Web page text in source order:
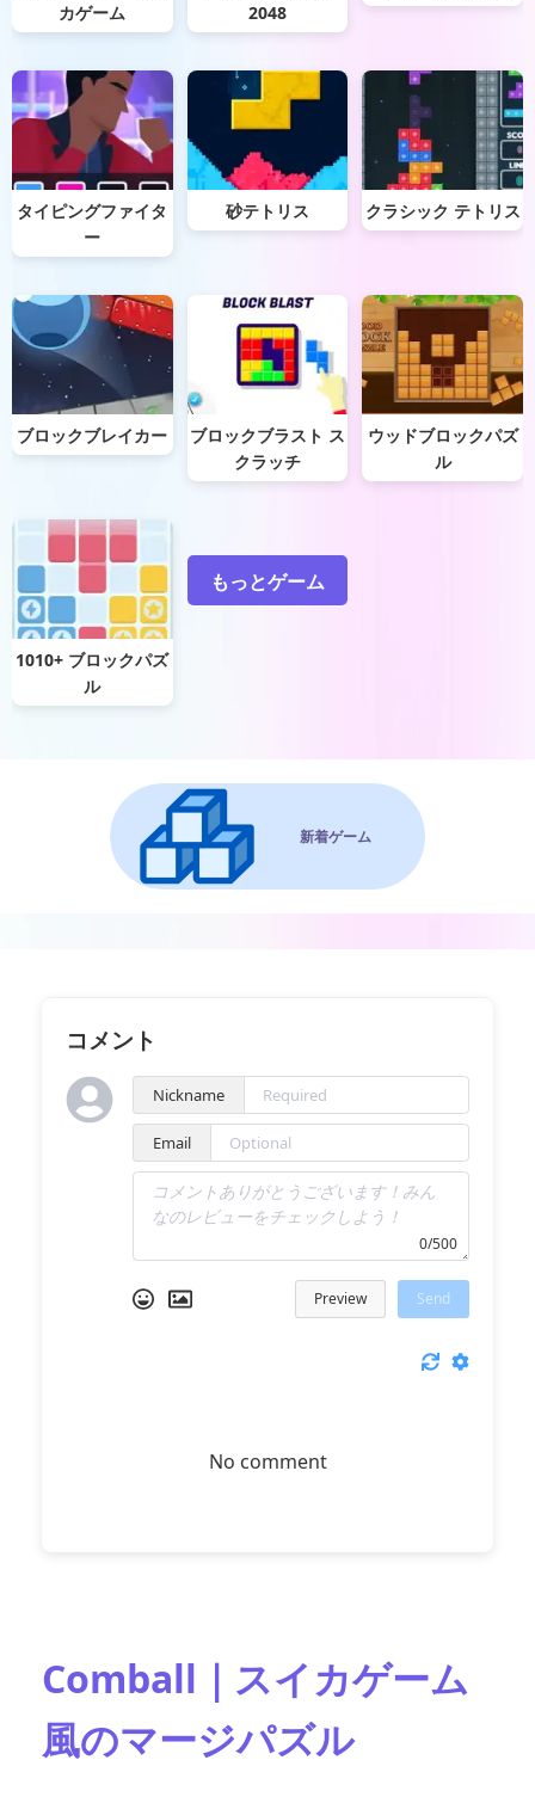
カゲーム
2048
タイピングファイタ
ー
砂テトリス クラシック テトリス
ブロックブレイカー
ブロックブラスト ス
クラッチ
ウッドブロックパズ
ル
1010+ ブロックパズ
ル
もっとゲーム
新着ゲーム
Comball｜スイカゲーム
風のマージパズル
コメント
Nickname
Email
0/500
Preview Send
No comment